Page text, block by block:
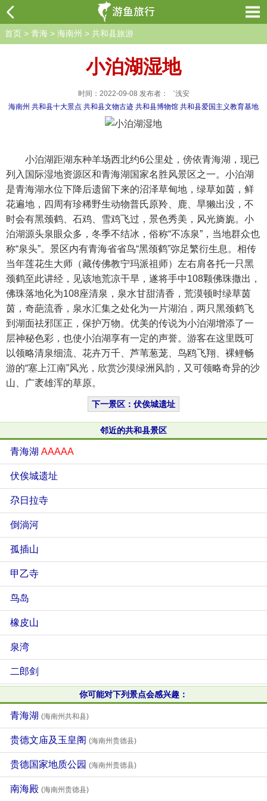
首页 > 青海 > 海南州 > 共和县旅游
小泊湖湿地
时间：2022-09-08 发布者：゛浅安
海南州 共和县十大景点 共和县文物古迹 共和县博物馆 共和县爱国主义教育基地
小泊湖距湖东种羊场西北约6公里处，傍依青海湖，现已
列入国际湿地资源区和青海湖国家名胜风景区之一。小泊湖
是青海湖水位下降后遗留下来的沼泽草甸地，绿草如茵，鲜
花遍地，四周有珍稀野生动物普氏原羚、鹿、旱獭出没，不
时会有黑颈鹤、石鸡、雪鸡飞过，景色秀美，风光旖旎。小
泊湖源头泉眼众多，冬季不结冰，俗称“不冻泉”，当地群众也
称“泉头”。景区内有青海省省鸟“黑颈鹤”弥足繁衍生息。相传
当年莲花生大师（藏传佛教宁玛派祖师）左右肩各托一只黑
颈鹤至此讲经，见该地荒凉干旱，遂将手中108颗佛珠撒出，
佛珠落地化为108座清泉，泉水甘甜清香，荒漠顿时绿草茵
茵，奇葩流香，泉水汇集之处化为一片湖泊，两只黑颈鹤飞
到湖面祛邪匡正，保护万物。优美的传说为小泊湖增添了一
层神秘色彩，也使小泊湖享有一定的声誉。游客在这里既可
以领略清泉细流、花卉万千、芦苇葱茏、鸟鸥飞翔、裸鲤畅
游的“塞上江南”风光，欣赏沙漠绿洲风韵，又可领略奇异的沙
山、广袤雄浑的草原。
下一景区：伏俟城遗址
邻近的共和县景区
青海湖 AAAAA
伏俟城遗址
尕日拉寺
倒淌河
孤插山
甲乙寺
鸟岛
橡皮山
泉湾
二郎剑
你可能对下列景点会感兴趣：
青海湖 (海南州共和县)
贵德文庙及玉皇阁 (海南州贵德县)
贵德国家地质公园 (海南州贵德县)
南海殿 (海南州贵德县)